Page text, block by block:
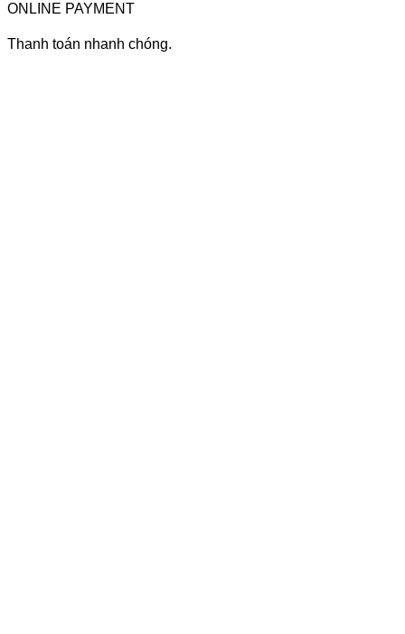
ONLINE PAYMENT
Thanh toán nhanh chóng.